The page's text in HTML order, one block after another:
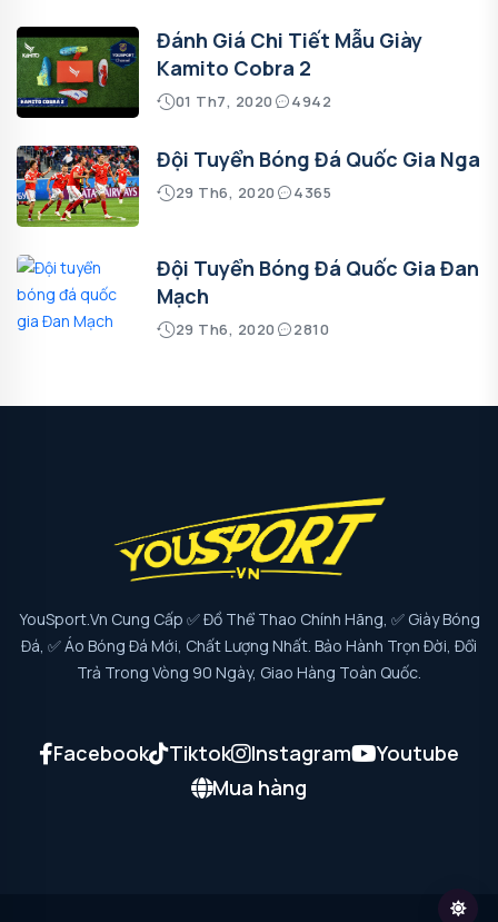
Đánh Giá Chi Tiết Mẫu Giày
Kamito Cobra 2
01 Th7, 2020 4942
Đội Tuyển Bóng Đá Quốc Gia Nga
29 Th6, 2020 4365
Đội Tuyển Bóng Đá Quốc Gia Đan
Mạch
29 Th6, 2020 2810
YouSport.vn Cung Cấp ✅ Đồ Thể Thao Chính Hãng, ✅ Giày Bóng
Đá, ✅ Áo Bóng Đá Mới, Chất Lượng Nhất. Bảo Hành Trọn Đời, Đổi
Trả Trong Vòng 90 Ngày, Giao Hàng Toàn Quốc.
Facebook Tiktok Instagram
Youtube
Mua hàng